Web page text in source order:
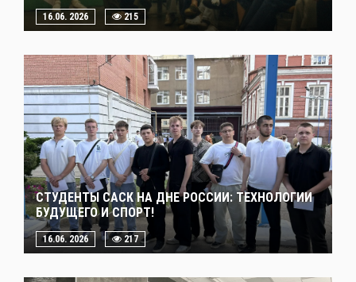
16.06. 2026 215
СТУДЕНТЫ САСК НА ДНЕ РОССИИ: ТЕХНОЛОГИИ
БУДУЩЕГО И СПОРТ!
16.06. 2026 217